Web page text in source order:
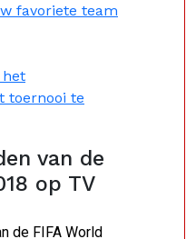
favoriete team
toernooi te
van de
op TV
de FIFA World